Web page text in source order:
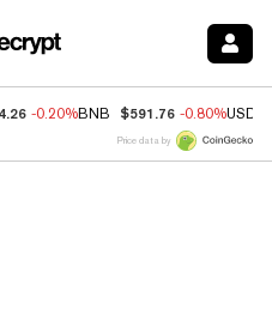
-0.20%BNB $591.76 -0.80%USDC
Price data by